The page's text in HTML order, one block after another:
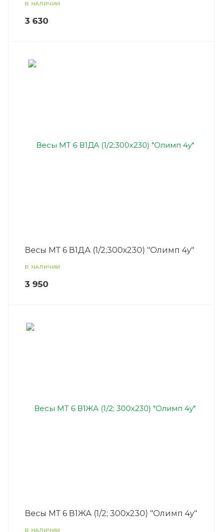
В НАЛИЧИИ
3 630
Весы МТ 6 В1ДА (1/2;300х230) "Олимп 4у"
В НАЛИЧИИ
3 950
Весы МТ 6 В1ЖА (1/2; 300х230) "Олимп 4у"
В НАЛИЧИИ